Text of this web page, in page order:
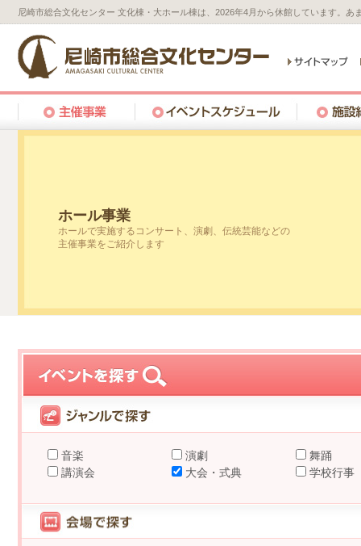
尼崎市総合文化センター 文化棟・大ホール棟は、2026年4月から休館しています。
ホール事業
ホールで実施するコンサート、演劇、伝統芸能などの
主催事業をご紹介します
音楽 演劇
舞踊
講演会
大会・式典 学校行事